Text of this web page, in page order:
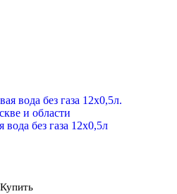
без газа 12х0,5л
Купить